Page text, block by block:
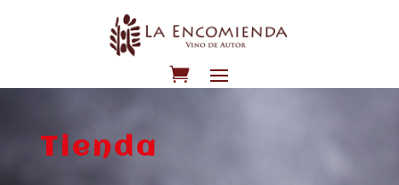
Tienda